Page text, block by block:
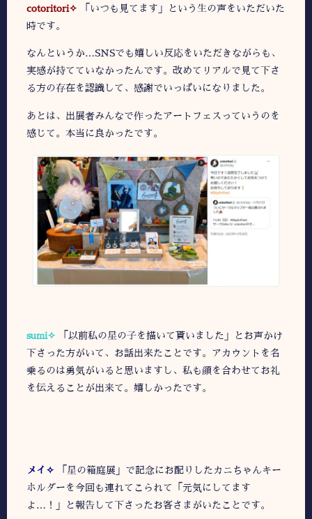
cotoritori✧
「いつも見てます」という生の声をいただいた
時です。
なんというか…SNSでも嬉しい反応をいただきながらも、
実感が持てていなかったんです。改めてリアルで見て下さ
る方の存在を認識して、感謝でいっぱいになりました。
あとは、出展者みんなで作ったアートフェスっていうのを
感じて。本当に良かったです。
sumi✧
「以前私の星の子を描いて貰いました」とお声かけ
下さった方がいて、お話出来たことです。アカウントを名
乗るのは勇気がいると思いますし、私も顔を合わせてお礼
を伝えることが出来て。嬉しかったです。
メイ✧
「星の箱庭展」で記念にお配りしたカニちゃんキー
ホルダーを今回も連れてこられて「元気にしてます
よ…！」と報告して下さったお客さまがいたことです。